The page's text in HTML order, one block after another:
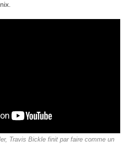
Travis Bickle finit par faire comme un